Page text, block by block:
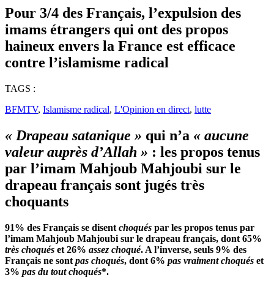
Pour 3/4 des Français, l’expulsion des
imams étrangers qui ont des propos
haineux envers la France est efficace
contre l’islamisme radical
TAGS :
BFMTV, Islamisme radical, L'Opinion en direct, lutte
« Drapeau satanique » qui n’a « aucune
valeur auprès d’Allah » : les propos tenus
par l’imam Mahjoub Mahjoubi sur le
drapeau français sont jugés très
choquants
91% des Français se disent choqués par les propos tenus par
l’imam Mahjoub Mahjoubi sur le drapeau français, dont 65%
très choqués et 26% assez choqué. A l’inverse, seuls 9% des
Français ne sont pas choqués, dont 6% pas vraiment choqués et
3% pas du tout choqués*.